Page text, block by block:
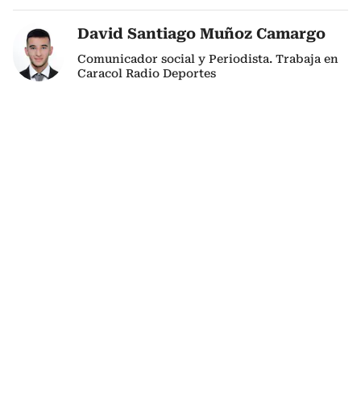
David Santiago Muñoz Camargo
Comunicador social y Periodista. Trabaja en
Caracol Radio Deportes